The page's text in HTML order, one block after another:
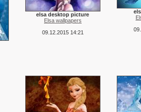
elsa desktop picture
Elsa wallpapers
09.12.2015 14:21